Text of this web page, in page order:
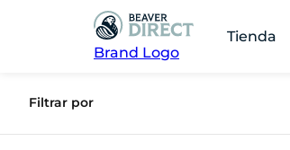
Brand Logo
Tienda
Filtrar por